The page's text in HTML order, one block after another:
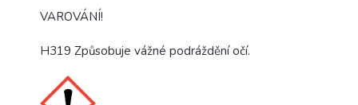
VAROVÁNÍ!
H319 Způsobuje vážné podráždění očí.